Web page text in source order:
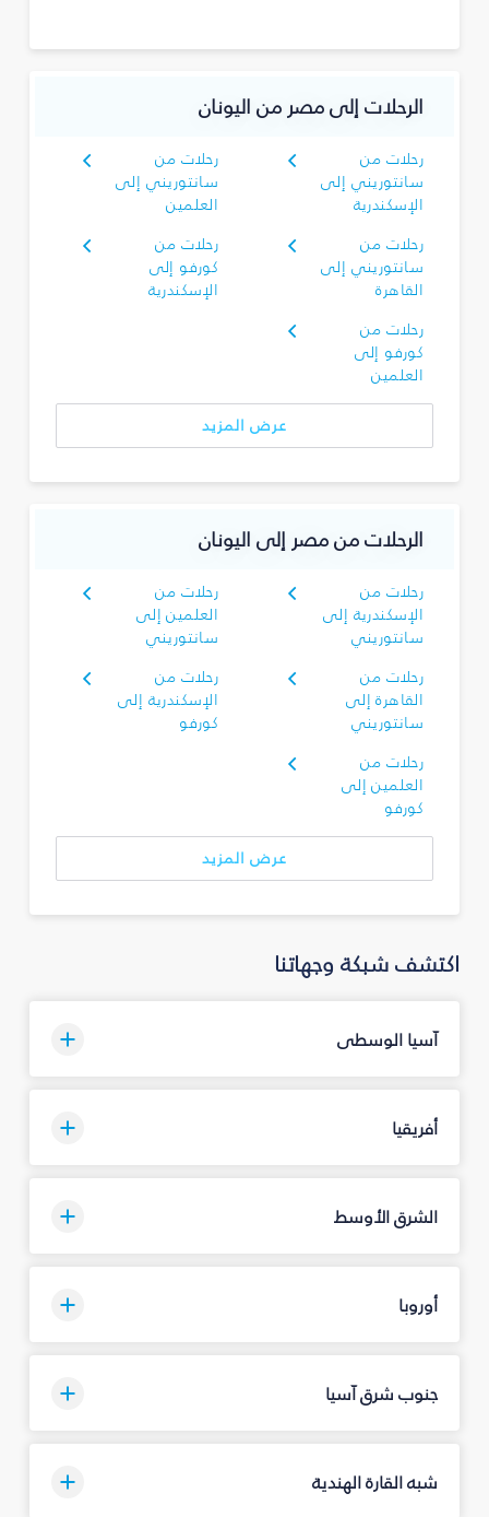
الرحلات إلى مصر من اليونان
رحلات من
سانتوريني إلى
الإسكندرية
رحلات من
سانتوريني إلى
العلمين
رحلات من
سانتوريني إلى
القاهرة
رحلات من
كورفو إلى
الإسكندرية
رحلات من
كورفو إلى
العلمين
عرض المزيد
الرحلات من مصر إلى اليونان
رحلات من
الإسكندرية إلى
سانتوريني
رحلات من
العلمين إلى
سانتوريني
رحلات من
القاهرة إلى
سانتوريني
رحلات من
الإسكندرية إلى
كورفو
رحلات من
العلمين إلى
كورفو
عرض المزيد
اكتشف شبكة وجهاتنا
آسيا الوسطى
أفريقيا
الشرق الأوسط
أوروبا
جنوب شرق آسيا
شبه القارة الهندية